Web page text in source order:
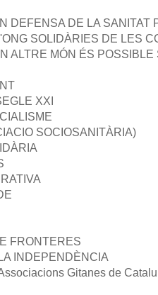
DEFENSA DE LA SANITAT
SOLIDÀRIES DE LES
ALTRE MÓN ÉS POSSIBLE
XXI
SOCIOSANITÀRIA)
FRONTERES
INDEPENDÈNCIA
Gitanes de